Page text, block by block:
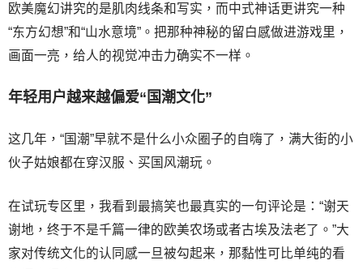
欧美魔幻讲究的是肌肉线条和写实，而中式神话更讲究一种
“东方幻想”和“山水意境”。把那种神秘的留白感做进游戏里，
画面一亮，给人的视觉冲击力确实不一样。
年轻用户越来越偏爱“国潮文化”
这几年，“国潮”早就不是什么小众圈子的自嗨了，满大街的小
伙子姑娘都在穿汉服、买国风潮玩。
在试玩专区里，我看到最搞笑也最真实的一句评论是：“谢天
谢地，终于不是千篇一律的欧美农场或者古埃及法老了。”大
家对传统文化的认同感一旦被勾起来，那黏性可比单纯的看